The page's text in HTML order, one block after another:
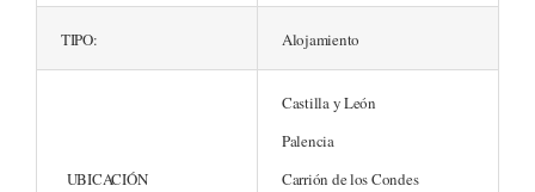
TIPO: Alojamiento
UBICACIÓN
Castilla y León
Palencia
Carrión de los Condes